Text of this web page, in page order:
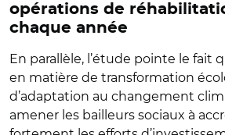
opérations de
chaque année
En parallèle, l’étude pointe le fait
en matière de transformation
d’adaptation au changement
amener les bailleurs sociaux à